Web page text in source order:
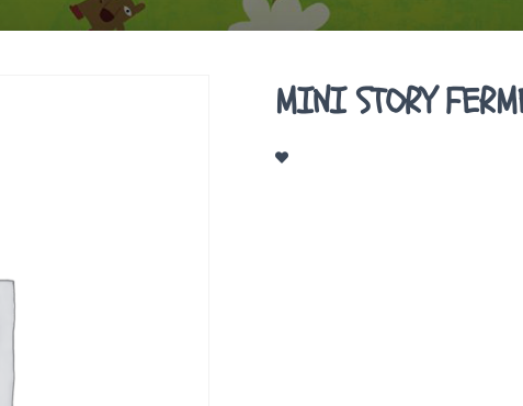
MINI STORY